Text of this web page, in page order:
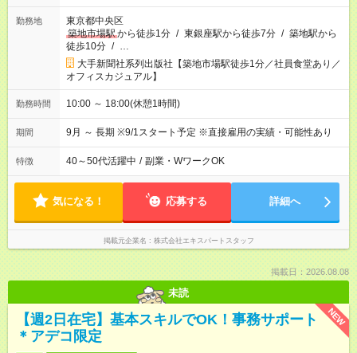
勤務地
東京都中央区
築地市場駅から徒歩1分 / 東銀座駅から徒歩7分 / 築地駅から
徒歩10分 / …
大手新聞社系列出版社【築地市場駅徒歩1分／社員食堂あり／
オフィスカジュアル】
勤務時間 10:00 ～ 18:00(休憩1時間)
期間 9月 ～ 長期 ※9/1スタート予定 ※直接雇用の実績・可能性あり
特徴 40～50代活躍中 / 副業・WワークOK
気になる！ 応募する 詳細へ
掲載元企業名 株式会社エキスパートスタッフ
掲載日：2026.08.08
未読
NEW
【週2日在宅】基本スキルでOK！事務サポート
＊アデコ限定